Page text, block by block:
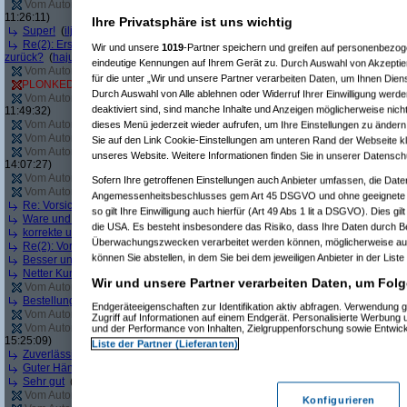
Vom Autor zurückgezogen oder Autor hat seine Registrierung nicht bestätigt
11:26:11)
Super! (iljaa
am 10.05.2012, 13:18:23)
Re(2): Erst angebliche Lagerware nicht liefern, dann falsche Ware liefern -
zurück? (hajuq
am 11.05.2012, 09:01:26)
Vom Autor zurückgezogen oder Autor hat seine Registrierung nicht bestätigt(
PLONKED vonsleepyhead: User reagiert nicht auf Anfragen von Geizhals(
Vom Autor zurückgezogen oder Autor hat seine Registrierung nicht bestätigt(
11:49:32)
Vom Autor zurückgezogen oder Autor hat seine Registrierung nicht bestätigt(
Vom Autor zurückgezogen oder Autor hat seine Registrierung nicht bestätigt(
Vom Autor zurückgezogen oder Autor hat seine Registrierung nicht bestätigt(
14:07:27)
Vom Autor zurückgezogen oder Autor hat seine Registrierung nicht bestätigt(
Vom Autor zurückgezogen oder Autor hat seine Registrierung nicht bestätigt(
Re: Vorsicht bei diesem Händler
Jacob Elektronikam 04.06.2012, 16:07:05)
Ware und Preis top, aber Lieferung verbesserungswürdig ( pjt-foto am
korrekte und schnelle Abwicklung der Bestellung (WilhelmS am 05.06.2012,
Re(2): Vorsicht bei diesem Händler(windy112 am 08.06.2012, 11:00:31)
Besser und schneller geht nicht!(Irina Demskaya @FBam 12.06.2012,
Netter Kundenservice, superschnelle Lieferung
Vom Autor zurückgezogen oder Autor hat seine Registrierung nicht bestätigt(
Bestellung einfach storniert
Trashbuster4458
am 13.06.2012, 14:29:12)
Vom Autor zurückgezogen oder Autor hat seine Registrierung nicht bestätigt(
Vom Autor zurückgezogen oder Autor hat seine Registrierung nicht bestätigt(
15:25:09)
Zuverlässig und freundlich(Intel Fanboyam 20.06.2012, 15:41:38)
Guter Händler
Sehr gut (
Vom Autor zurückgezogen oder Autor hat seine Registrierung nicht bestätigt
Ihre Privatsphäre ist uns wichtig
Wir und unsere 1019-Partner speichern und greifen auf
eindeutige Kennungen auf Ihrem Gerät zu. Durch Auswahl von
für die unter „Wir und unsere Partner verarbeiten Daten, um Ihnen
Durch Auswahl von Alle ablehnen oder Widerruf Ihrer Einwilligung
deaktiviert sind, sind manche Inhalte und Anzeigen möglicherweise
dieses Menü jederzeit wieder aufrufen, um Ihre Einstellungen zu
Sie auf den Link Cookie-Einstellungen am unteren Rand der Webseite
unseres Website. Weitere Informationen finden Sie in unserer
Sofern Ihre getroffenen Einstellungen auch Anbieter umfassen, die
Angemessenheitsbeschlusses gem Art 45 DSGVO und ohne
so gilt Ihre Einwilligung auch hierfür (Art 49 Abs 1 lit a DSGVO). Dies
die USA. Es besteht insbesondere das Risiko, dass Ihre Daten durch
Überwachungszwecken verarbeitet werden können, möglicherweise
können Sie abstellen, in dem Sie bei dem jeweiligen Anbieter in der
Wir und unsere Partner verarbeiten Daten, um
Endgeräteeigenschaften zur Identifikation aktiv abfragen. Verwendung
Zugriff auf Informationen auf einem Endgerät. Personalisierte Werbung
und der Performance von Inhalten, Zielgruppenforschung sowie
Liste der Partner (Lieferanten)
Konfigurieren